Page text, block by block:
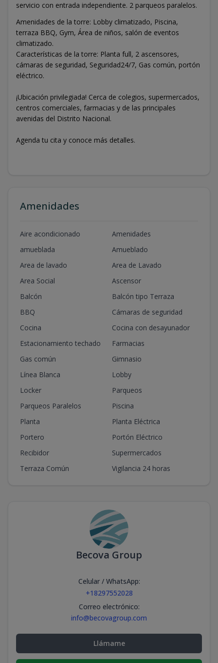
servicio con entrada independiente. 2 parqueos paralelos.
Amenidades de la torre: Lobby climatizado, Piscina,
terraza BBQ, Gym, Área de niños, salón de eventos
climatizado.
Características de la torre: Planta full, 2 ascensores,
cámaras de seguridad, Seguridad24/7, Gas común, portón
eléctrico.
¡Ubicación privilegiada! Cerca de colegios, supermercados,
centros comerciales, farmacias y de las principales
avenidas del Distrito Nacional.
Agenda tu cita y conoce más detalles.
Amenidades
Aire acondicionado
Amenidades
amueblada
Amueblado
Area de lavado
Area de Lavado
Area Social
Ascensor
Balcón
Balcón tipo Terraza
BBQ
Cámaras de seguridad
Cocina
Cocina con desayunador
Estacionamiento techado
Farmacias
Gas común
Gimnasio
Línea Blanca
Lobby
Locker
Parqueos
Parqueos Paralelos
Piscina
Planta
Planta Eléctrica
Portero
Portón Eléctrico
Recibidor
Supermercados
Terraza Común
Vigilancia 24 horas
Becova Group
Celular / WhatsApp:
+18297552028
Correo electrónico:
info@becovagroup.com
Llámame